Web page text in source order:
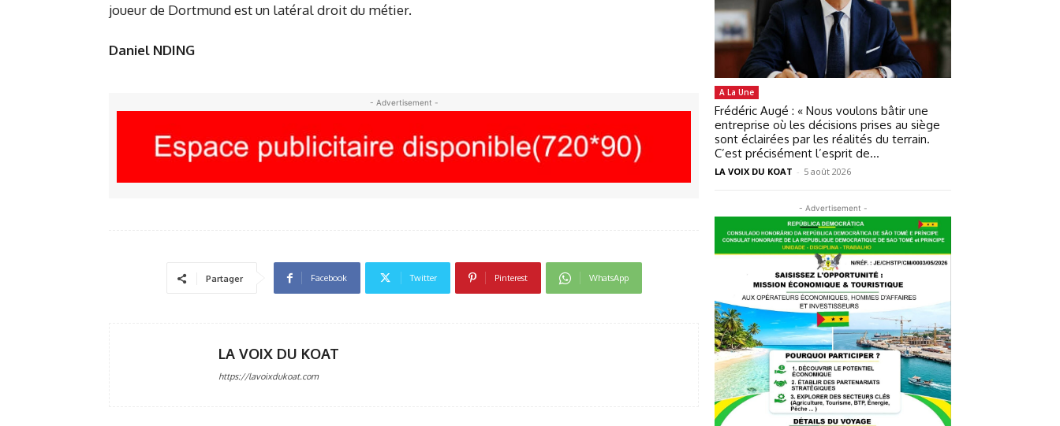
joueur de Dortmund est un latéral droit du métier.
Daniel NDING
- Advertisement -
Partager Facebook Twitter Pinterest WhatsApp
LA VOIX DU KOAT
https://lavoixdukoat.com
A La Une
Frédéric Augé : « Nous voulons bâtir une
entreprise où les décisions prises au siège
sont éclairées par les réalités du terrain.
C’est précisément l’esprit de...
LA VOIX DU KOAT - 5 août 2026
- Advertisement -